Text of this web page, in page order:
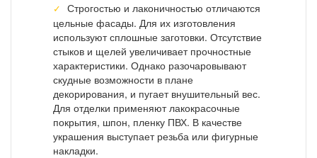
Строгостью и лаконичностью отличаются
цельные фасады. Для их изготовления
используют сплошные заготовки. Отсутствие
стыков и щелей увеличивает прочностные
характеристики. Однако разочаровывают
скудные возможности в плане
декорирования, и пугает внушительный вес.
Для отделки применяют лакокрасочные
покрытия, шпон, пленку ПВХ. В качестве
украшения выступает резьба или фигурные
накладки.